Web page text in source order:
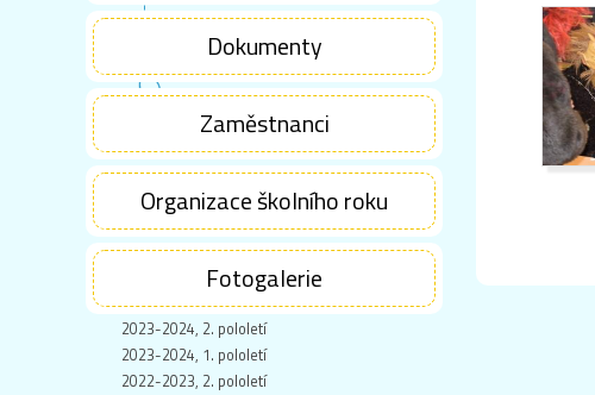
Dokumenty
Zaměstnanci
Organizace školního roku
Fotogalerie
2023-2024, 2. pololetí
2023-2024, 1. pololetí
2022-2023, 2. pololetí